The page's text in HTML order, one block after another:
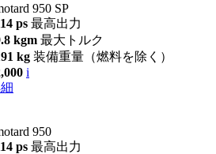
950 SP
ps 最高出力
kgm 最大トルク
kg 装備重量（燃料を除く）
i
950
ps 最高出力